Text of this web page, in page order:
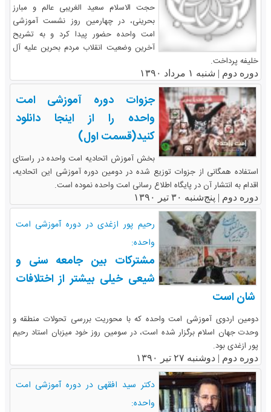
حجت الاسلام سعید الغریبی عالم و مبارز
بحرینی، در چهارمین روز نشست آموزشی
امت واحده حضور پیدا کرد و به تشریح
آخرین وضعیت انقلاب مردم بحرین علیه آل
خلیفه پرداخت.
دوره دوم | شنبه ۱ مرداد ۱۳۹۰
جزوات دوره آموزشی امت
واحده را از اینجا دانلود
کنید(قسمت اول)
بخش آموزش اتحادیه امت واحده در راستای
استفاده همگانی از جزوات توزیع شده در دومین دوره آموزشی این اتحادیه،
اقدام به انتشار آن در پایگاه اطلاع رسانی امت واحده نموده است.
دوره دوم | پنج‌شنبه ۳۰ تیر ۱۳۹۰
رحیم پور ازغدی در دوره آموزشی امت
واحده:
مشترکات بین جامعه سنی و
شیعی خیلی بیشتر از اختلافات
شان است
دومین اردوی آموزشی امت واحده که با محوریت بررسی تحولات منطقه و
وحدت جهان اسلام برگزار شده است، در سومین روز خود میزبان استاد رحیم
پور ازغدی بود.
دوره دوم | دوشنبه ۲۷ تیر ۱۳۹۰
دکتر سید افقهی در دوره آموزشی امت
واحده: